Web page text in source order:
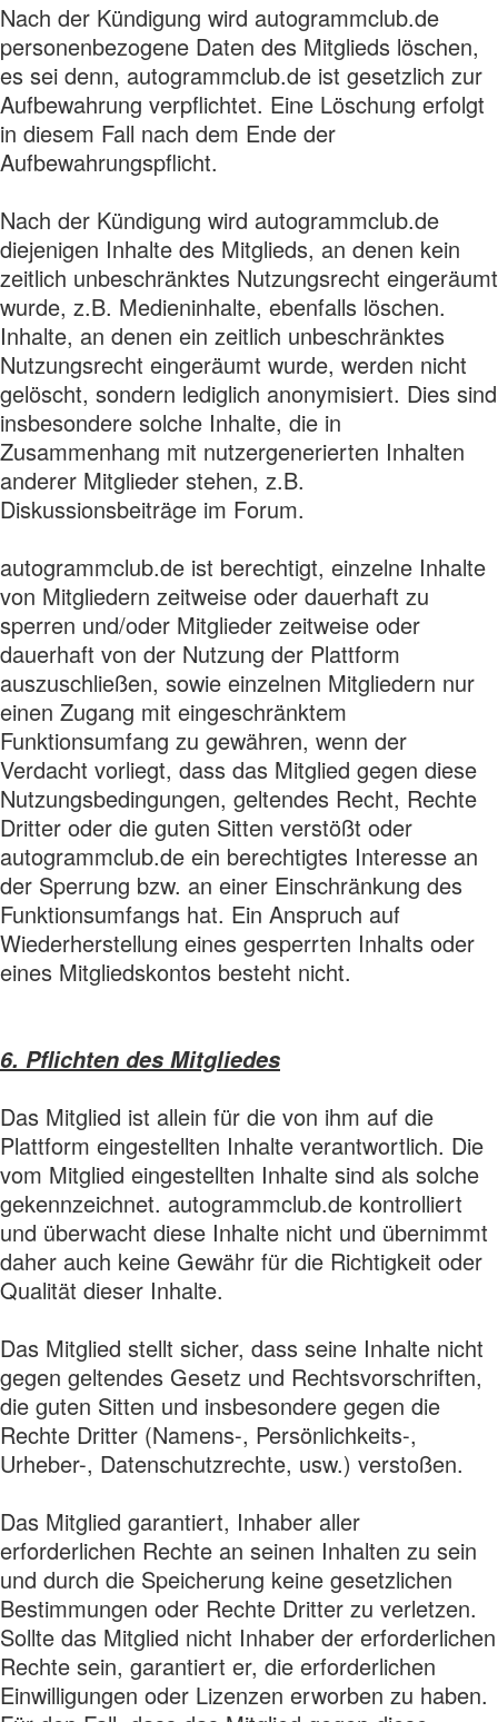
Nach der Kündigung wird autogrammclub.de
personenbezogene Daten des Mitglieds löschen,
es sei denn, autogrammclub.de ist gesetzlich zur
Aufbewahrung verpflichtet. Eine Löschung erfolgt
in diesem Fall nach dem Ende der
Aufbewahrungspflicht.
Nach der Kündigung wird autogrammclub.de
diejenigen Inhalte des Mitglieds, an denen kein
zeitlich unbeschränktes Nutzungsrecht eingeräumt
wurde, z.B. Medieninhalte, ebenfalls löschen.
Inhalte, an denen ein zeitlich unbeschränktes
Nutzungsrecht eingeräumt wurde, werden nicht
gelöscht, sondern lediglich anonymisiert. Dies sind
insbesondere solche Inhalte, die in
Zusammenhang mit nutzergenerierten Inhalten
anderer Mitglieder stehen, z.B.
Diskussionsbeiträge im Forum.
autogrammclub.de ist berechtigt, einzelne Inhalte
von Mitgliedern zeitweise oder dauerhaft zu
sperren und/oder Mitglieder zeitweise oder
dauerhaft von der Nutzung der Plattform
auszuschließen, sowie einzelnen Mitgliedern nur
einen Zugang mit eingeschränktem
Funktionsumfang zu gewähren, wenn der
Verdacht vorliegt, dass das Mitglied gegen diese
Nutzungsbedingungen, geltendes Recht, Rechte
Dritter oder die guten Sitten verstößt oder
autogrammclub.de ein berechtigtes Interesse an
der Sperrung bzw. an einer Einschränkung des
Funktionsumfangs hat. Ein Anspruch auf
Wiederherstellung eines gesperrten Inhalts oder
eines Mitgliedskontos besteht nicht.
6. Pflichten des Mitgliedes
Das Mitglied ist allein für die von ihm auf die
Plattform eingestellten Inhalte verantwortlich. Die
vom Mitglied eingestellten Inhalte sind als solche
gekennzeichnet. autogrammclub.de kontrolliert
und überwacht diese Inhalte nicht und übernimmt
daher auch keine Gewähr für die Richtigkeit oder
Qualität dieser Inhalte.
Das Mitglied stellt sicher, dass seine Inhalte nicht
gegen geltendes Gesetz und Rechtsvorschriften,
die guten Sitten und insbesondere gegen die
Rechte Dritter (Namens-, Persönlichkeits-,
Urheber-, Datenschutzrechte, usw.) verstoßen.
Das Mitglied garantiert, Inhaber aller
erforderlichen Rechte an seinen Inhalten zu sein
und durch die Speicherung keine gesetzlichen
Bestimmungen oder Rechte Dritter zu verletzen.
Sollte das Mitglied nicht Inhaber der erforderlichen
Rechte sein, garantiert er, die erforderlichen
Einwilligungen oder Lizenzen erworben zu haben.